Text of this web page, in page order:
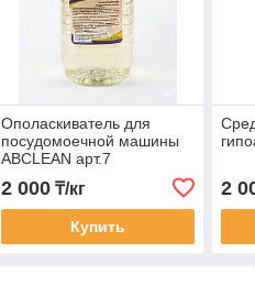
Ополаскиватель для
посудомоечной машины
ABCLEAN арт.7
2 000₸/кг
Купить
2